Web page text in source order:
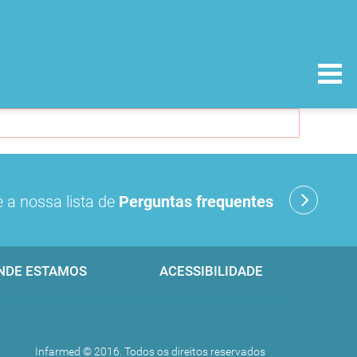
a nossa lista de Perguntas frequentes
ESTAMOS ACESSIBILIDADE
Infarmed © 2016. Todos os direitos reservados